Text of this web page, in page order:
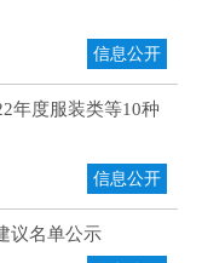
信息公开
年度服装类等10种
信息公开
议名单公示